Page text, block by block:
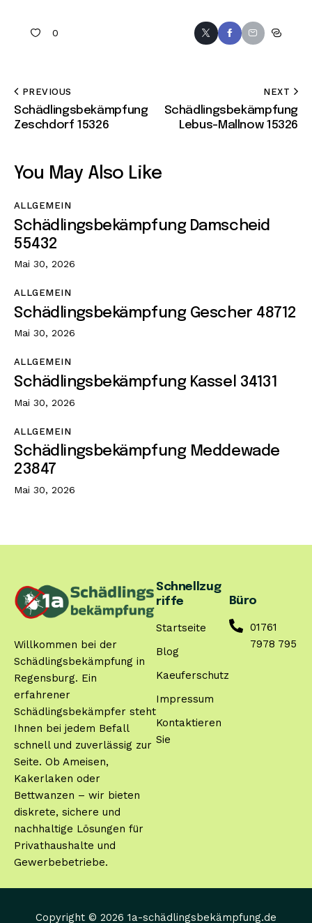
0
PREVIOUS
Schädlingsbekämpfung
Zeschdorf 15326
NEXT
Schädlingsbekämpfung
Lebus-Mallnow 15326
You May Also Like
ALLGEMEIN
Schädlingsbekämpfung Damscheid
55432
Mai 30, 2026
ALLGEMEIN
Schädlingsbekämpfung Gescher 48712
Mai 30, 2026
ALLGEMEIN
Schädlingsbekämpfung Kassel 34131
Mai 30, 2026
ALLGEMEIN
Schädlingsbekämpfung Meddewade
23847
Mai 30, 2026
Willkommen bei der
Schädlingsbekämpfung in
Regensburg. Ein
erfahrener
Schädlingsbekämpfer steht
Ihnen bei jedem Befall
schnell und zuverlässig zur
Seite. Ob Ameisen,
Kakerlaken oder
Bettwanzen – wir bieten
diskrete, sichere und
nachhaltige Lösungen für
Privathaushalte und
Gewerbebetriebe.
Schnellzug
riffe
Startseite
Blog
Kaeuferschutz
Impressum
Kontaktieren
Sie
Büro
01761
7978 795
Copyright © 2026 1a-schädlingsbekämpfung.de